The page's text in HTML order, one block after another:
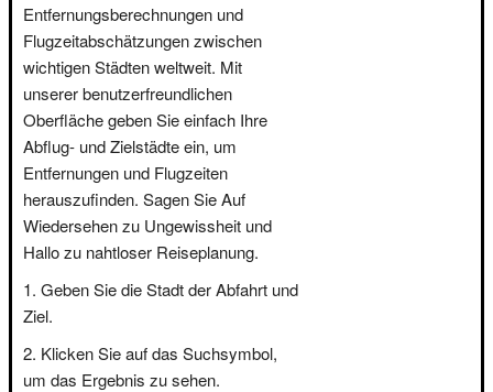
Entfernungsberechnungen und
Flugzeitabschätzungen zwischen
wichtigen Städten weltweit. Mit
unserer benutzerfreundlichen
Oberfläche geben Sie einfach Ihre
Abflug- und Zielstädte ein, um
Entfernungen und Flugzeiten
herauszufinden. Sagen Sie Auf
Wiedersehen zu Ungewissheit und
Hallo zu nahtloser Reiseplanung.
Geben Sie die Stadt der Abfahrt und
Ziel.
Klicken Sie auf das Suchsymbol,
um das Ergebnis zu sehen.